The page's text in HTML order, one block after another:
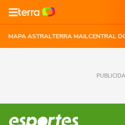
MAPA ASTRALTERRA MAILCENTRAL